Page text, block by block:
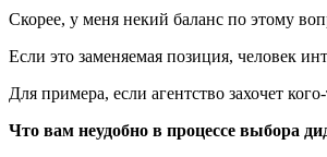
Скорее, у меня некий баланс по этому
Если это заменяемая позиция, человек
Для примера, если агентство захочет
Что вам неудобно в процессе выбора